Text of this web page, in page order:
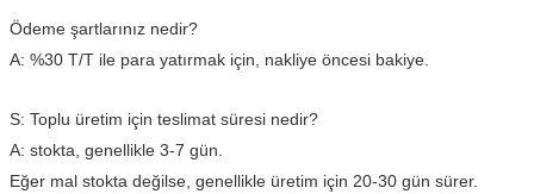
Ödeme şartlarınız nedir?
A: %30 T/T ile para yatırmak için, nakliye öncesi bakiye.
S: Toplu üretim için teslimat süresi nedir?
A: stokta, genellikle 3-7 gün.
Eğer mal stokta değilse, genellikle üretim için 20-30 gün sürer.